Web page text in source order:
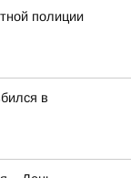
полиции
в